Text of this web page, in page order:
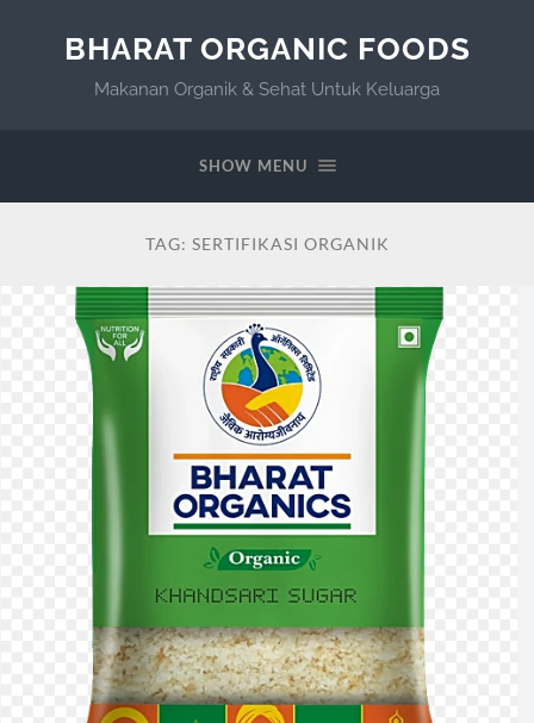
BHARAT ORGANIC FOODS
Makanan Organik & Sehat Untuk Keluarga
SHOW MENU
TAG: SERTIFIKASI ORGANIK